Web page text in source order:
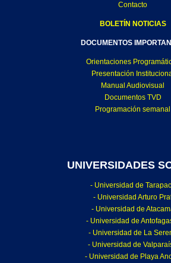
Contacto
BOLETÍN NOTICIAS
DOCUMENTOS
Orientaciones
Presentación
Manual Audiovisual
Documentos TVD
Programación semanal
UNIVERSIDADES
- Universidad de
- Universidad Arturo
- Universidad de
- Universidad de
- Universidad de La
- Universidad de
- Universidad de Playa